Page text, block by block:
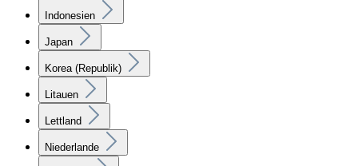
Indonesien
Japan
Korea (Republik)
Litauen
Lettland
Niederlande